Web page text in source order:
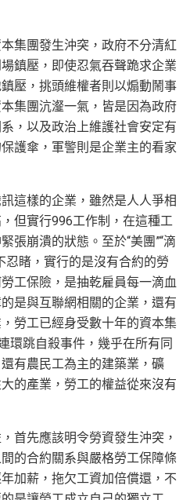
集團發生沖突，政府不分清紅
鎮壓，即使忍氣吞聲跪求企業
壓，挑頭維權者則以煽動鬧事
集團沆瀣一氣，皆是因為政府
，以及政治上維護社會安定有
護傘，軍警則是企業主的看家
這樣的企業，雖然是人人爭相
但實行996工作制，在這種工
張崩潰的狀態。至於“美團”“滴
忍睹，實行的是沒有合約的勞
工保險，是抽乾雇員每一滴血
是與互聯網相關的企業，還有
勞工已經身受數十年的資本集
環跳自殺事件，幾乎在所有同
有農民工為主的建築業，礦
的產業，勞工的權益從來沒有
首先應該明令勞資發生沖突，
的合約關系與嚴格勞工保障條
加薪，拖欠工資加倍償還，不